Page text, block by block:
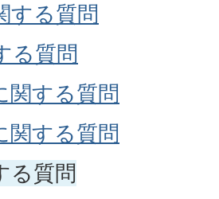
する質問
る質問
関する質問
関する質問
る質問